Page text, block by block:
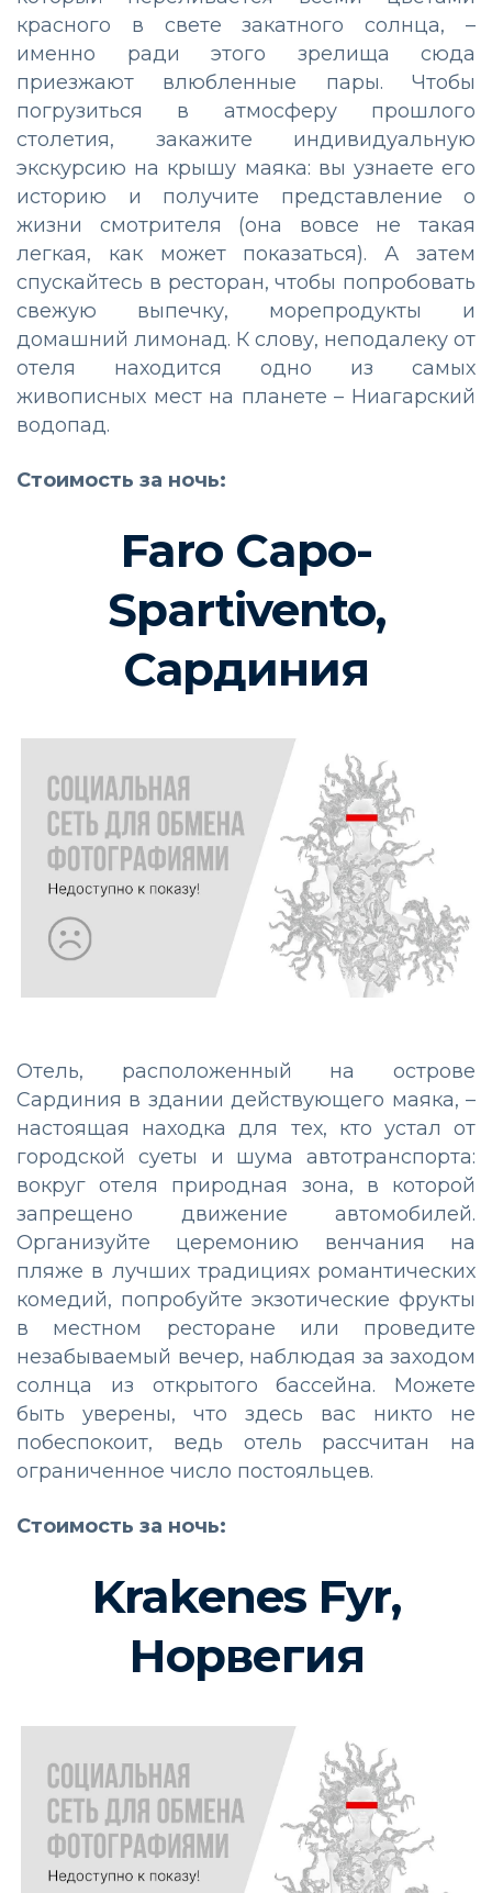
красного в свете закатного солнца, –
именно ради этого зрелища сюда
приезжают влюбленные пары. Чтобы
погрузиться в атмосферу прошлого
столетия, закажите индивидуальную
экскурсию на крышу маяка: вы узнаете его
историю и получите представление о
жизни смотрителя (она вовсе не такая
легкая, как может показаться). А затем
спускайтесь в ресторан, чтобы попробовать
свежую выпечку, морепродукты и
домашний лимонад. К слову, неподалеку от
отеля находится одно из самых
живописных мест на планете – Ниагарский
водопад.
Стоимость за ночь:
Faro Capo-
Spartivento,
Сардиния
Отель, расположенный на острове
Сардиния в здании действующего маяка, –
настоящая находка для тех, кто устал от
городской суеты и шума автотранспорта:
вокруг отеля природная зона, в которой
запрещено движение автомобилей.
Организуйте церемонию венчания на
пляже в лучших традициях романтических
комедий, попробуйте экзотические фрукты
в местном ресторане или проведите
незабываемый вечер, наблюдая за заходом
солнца из открытого бассейна. Можете
быть уверены, что здесь вас никто не
побеспокоит, ведь отель рассчитан на
ограниченное число постояльцев.
Стоимость за ночь:
Krakenes Fyr,
Норвегия